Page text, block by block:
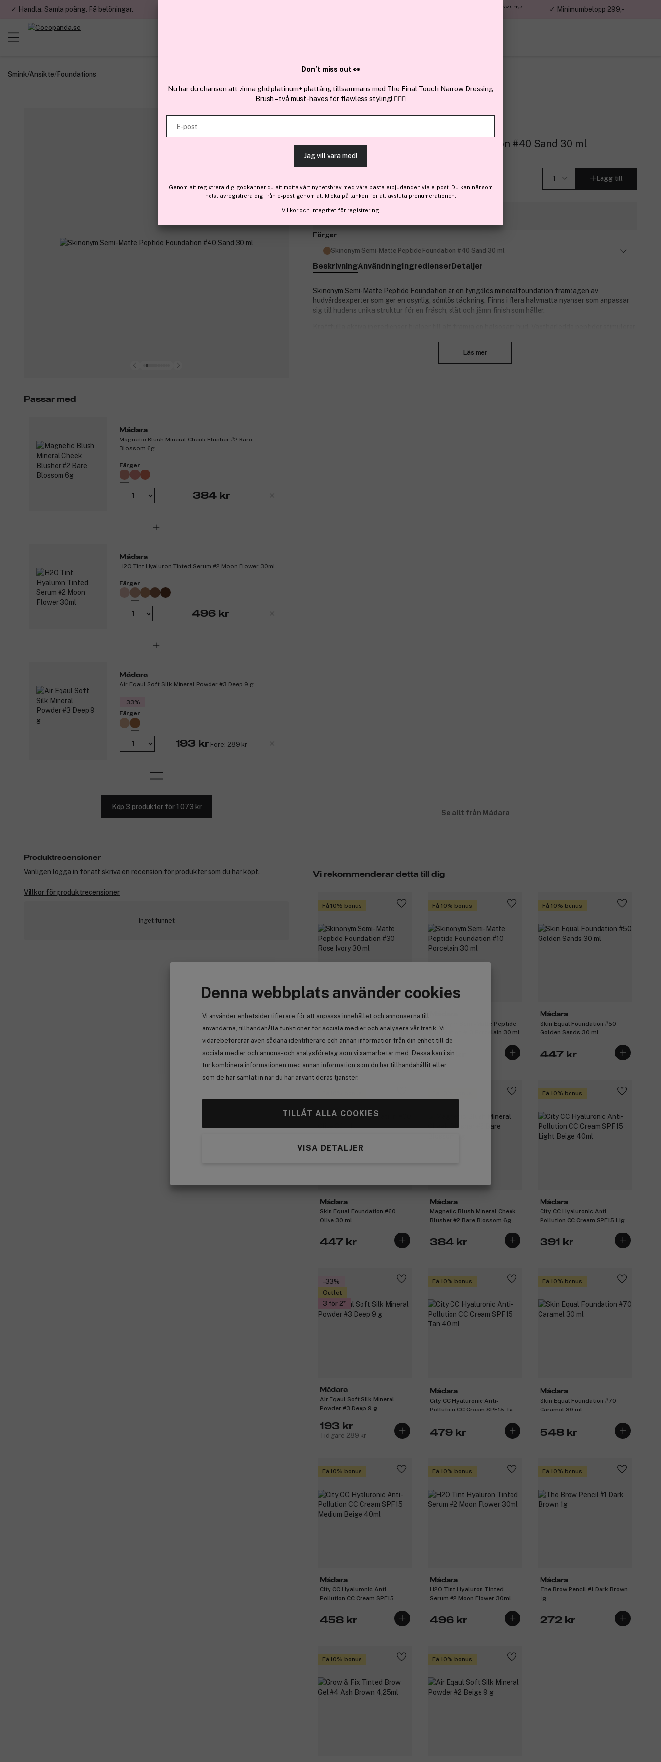
Denna webbplats använder cookies
Vi använder enhetsidentifierare för att anpassa innehållet och annonserna till
användarna, tillhandahålla funktioner för sociala medier och analysera vår trafik. Vi
vidarebefordrar även sådana identifierare och annan information från din enhet till de
sociala medier och annons- och analysföretag som vi samarbetar med. Dessa kan i sin
tur kombinera informationen med annan information som du har tillhandahållit eller
som de har samlat in när du har använt deras tjänster.
TILLÅT ALLA COOKIES
VISA DETALJER
✓ Handla. Samla poäng. Få belöningar.
✓ Över 1,5 miljon kunder – Trustpilot 4,7
✓ Minimumbelopp 299,-
Smink/Ansikte/Foundations
Skinonym Semi-Matte Peptide Foundation #40 Sand 30 ml
Bara 3 på lager
Lägg till
Finns online
Färger
Skinonym Semi-Matte Peptide Foundation #40 Sand 30 ml
BeskrivningAnvändningIngredienserDetaljer
Skinonym Semi-Matte Peptide Foundation är en tyngdlös mineralfoundation framtagen av
hudvårdsexperter som ger en osynlig, sömlös täckning. Finns i flera halvmatta nyanser som anpassar
sig till hudens unika struktur för en fräsch, slät och jämn finish som håller.
Med rena mineralpigment utan syntetiska eller animaliska färgämnen. Dermatologiskt testad.
Läs mer
Passar med
Mádara
Magnetic Blush Mineral Cheek Blusher #2 Bare
Blossom 6g
Färger
384 kr
Mádara
H2O Tint Hyaluron Tinted Serum #2 Moon Flower 30ml
Färger
496 kr
Mádara
Air Eqaul Soft Silk Mineral Powder #3 Deep 9 g
-33%
Färger
193 kr Före: 289 kr
Köp 3 produkter för 1 073 kr
Se allt från Mádara
Vi rekommenderar detta till dig
Få 10% bonus
Mádara
Foundation #30 Rose Ivory 30
ml
548 kr
Få 10% bonus
Skinonym Semi-Matte Peptide
Foundation #10 Porcelain 30 ml
529 kr
Få 10% bonus
Mádara
Skin Equal Foundation #50
Golden Sands 30 ml
447 kr
Mádara
Skin Equal Foundation #60
Olive 30 ml
447 kr
Mádara
Magnetic Blush Mineral Cheek
Blusher #2 Bare Blossom 6g
384 kr
Få 10% bonus
Mádara
City CC Hyaluronic Anti-
Pollution CC Cream SPF15 Light
391 kr
-33%
Outlet
3 för 2
Mádara
Air Eqaul Soft Silk Mineral
Powder #3 Deep 9 g
193 kr
Tidigare 289 kr
Få 10% bonus
Mádara
City CC Hyaluronic Anti-
Pollution CC Cream SPF15 Tan
479 kr
Få 10% bonus
Mádara
Skin Equal Foundation #70
Caramel 30 ml
548 kr
Få 10% bonus
Mádara
City CC Hyaluronic Anti-
Pollution CC Cream SPF15
458 kr
Få 10% bonus
Mádara
H2O Tint Hyaluron Tinted
Serum #2 Moon Flower 30ml
496 kr
Få 10% bonus
Mádara
The Brow Pencil #1 Dark Brown
1g
272 kr
Få 10% bonus Få 10% bonus
Produktrecensioner
Vänligen logga in för att skriva en recension för produkter som du har köpt.
Villkor för produktrecensioner
Inget funnet
Don’t miss out 👀
Nu har du chansen att vinna ghd platinum+ plattång tillsammans med The Final Touch Narrow Dressing
Brush – två must-haves för flawless styling! 💇‍♀️✨
E-post
Jag vill vara med!
Genom att registrera dig godkänner du att motta vårt nyhetsbrev med våra bästa erbjudanden via e-post. Du kan när som
helst avregistrera dig från e-post genom att klicka på länken för att avsluta prenumerationen.
Villkor och integritet för registrering